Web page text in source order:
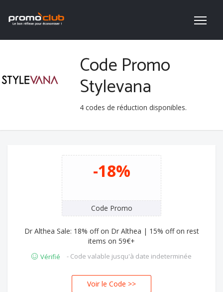
Code Promo
Stylevana
4 codes de réduction disponibles.
-18%
Code Promo
Dr Althea Sale: 18% off on Dr Althea | 15% off on rest
items on 59€+
Vérifié - Code valable jusqu'à date indeterminée
HEA
Voir le Code >>